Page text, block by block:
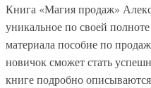
Книга «Магия продаж»
уникальное по своей
материала пособие по
новичок сможет стать
книге подробно